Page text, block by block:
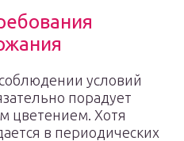
условий
порадует
Хотя
в периодических